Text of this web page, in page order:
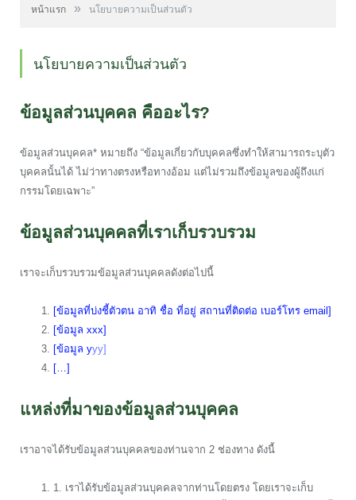
หน้าแรก » นโยบายความเป็นส่วนตัว
นโยบายความเป็นส่วนตัว
ข้อมูลส่วนบุคคล คืออะไร?
ข้อมูลส่วนบุคคล* หมายถึง “ข้อมูลเกี่ยวกับบุคคลซึ่งทำให้สามารถระบุตัว
บุคคลนั้นได้ ไม่ว่าทางตรงหรือทางอ้อม แต่ไม่รวมถึงข้อมูลของผู้ถึงแก่
กรรมโดยเฉพาะ”
ข้อมูลส่วนบุคคลที่เราเก็บรวบรวม
เราจะเก็บรวบรวมข้อมูลส่วนบุคคลดังต่อไปนี้
[ข้อมูลที่บ่งชี้ตัวตน อาทิ ชื่อ ที่อยู่ สถานที่ติดต่อ เบอร์โทร email]
[ข้อมูล xxx]
[ข้อมูล yyy]
[…]
แหล่งที่มาของข้อมูลส่วนบุคคล
เราอาจได้รับข้อมูลส่วนบุคคลของท่านจาก 2 ช่องทาง ดังนี้
1. เราได้รับข้อมูลส่วนบุคคลจากท่านโดยตรง โดยเราจะเก็บ